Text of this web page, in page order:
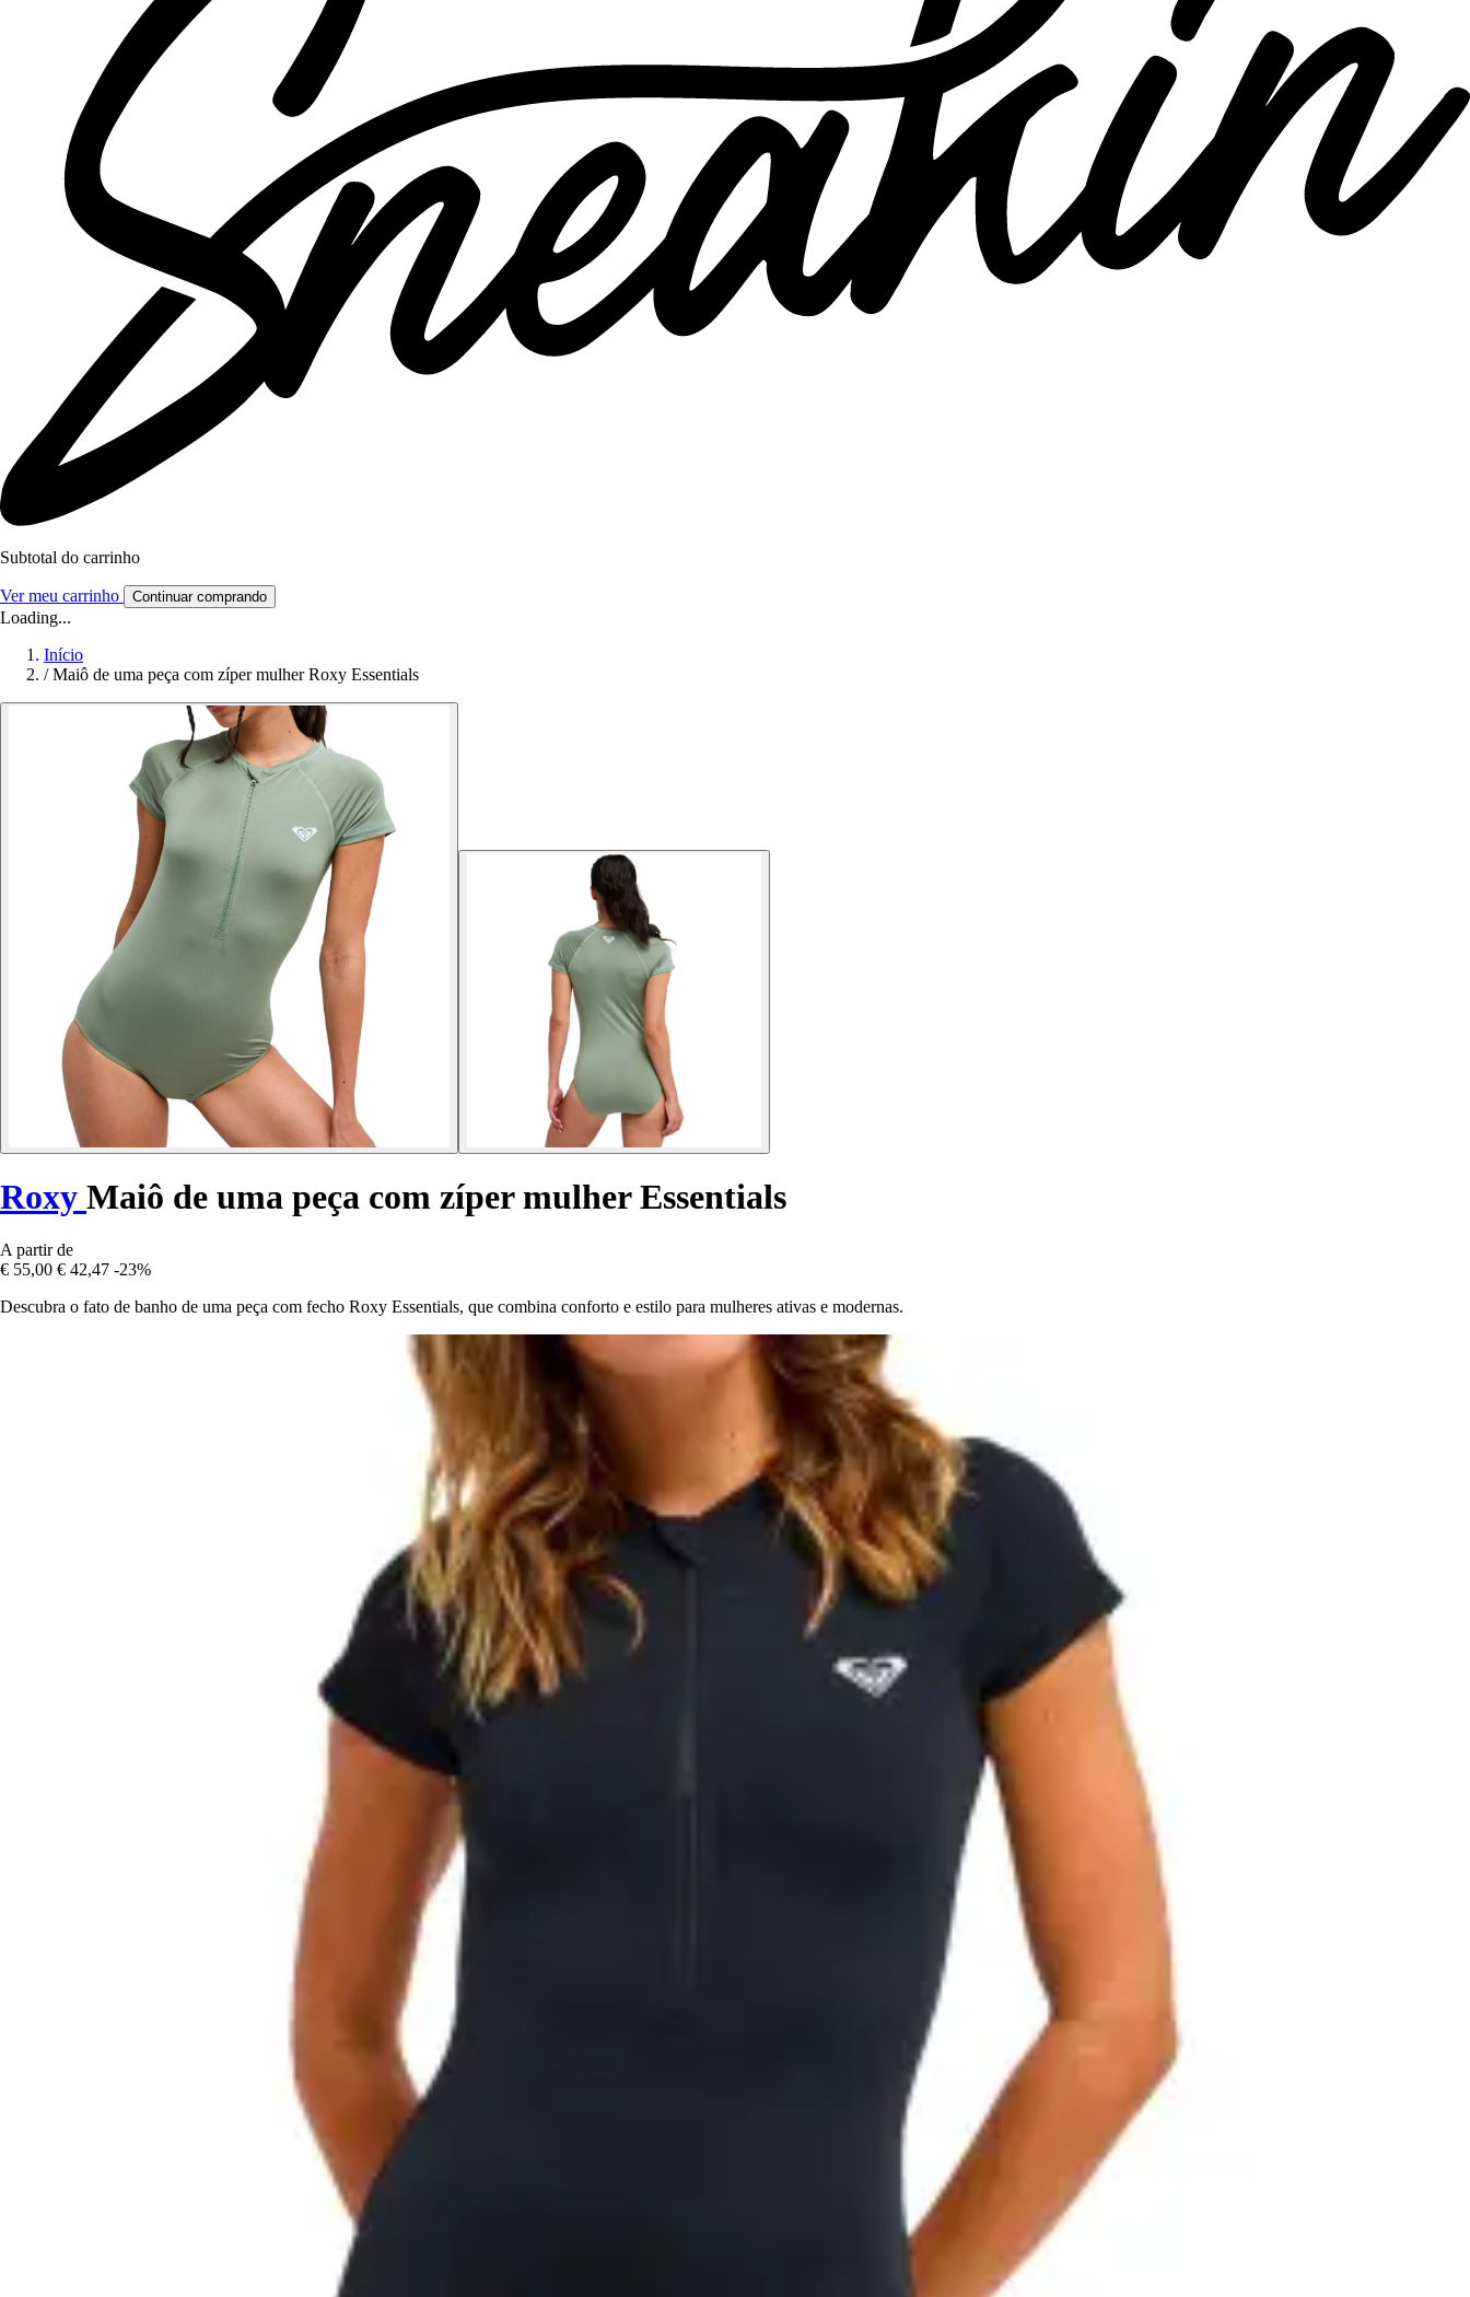
Subtotal do carrinho
Ver meu carrinho Continuar comprando
Loading...
Início
/ Maiô de uma peça com zíper mulher Roxy Essentials
Roxy Maiô de uma peça com zíper mulher Essentials
A partir de
€ 55,00 € 42,47 -23%
Descubra o fato de banho de uma peça com fecho Roxy Essentials, que combina conforto e estilo para mulheres ativas e modernas.